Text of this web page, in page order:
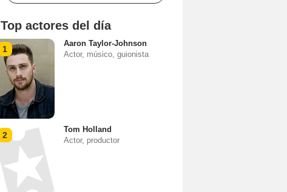
Top actores del día
1
Aaron Taylor-Johnson
Actor, músico, guionista
2
Tom Holland
Actor, productor